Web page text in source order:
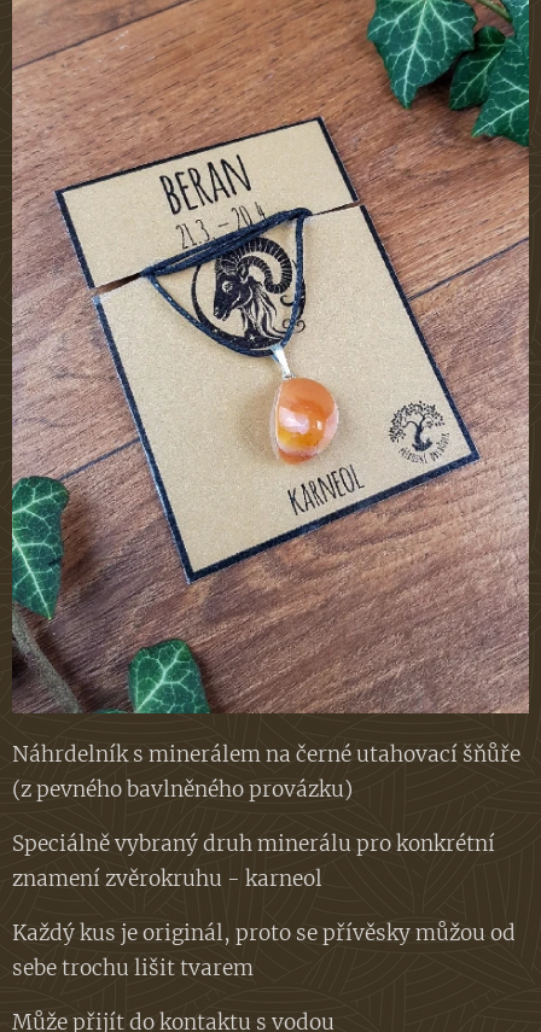
Náhrdelník s minerálem na černé utahovací šňůře
(z pevného bavlněného provázku)
Speciálně vybraný druh minerálu pro konkrétní
znamení zvěrokruhu - karneol
Každý kus je originál, proto se přívěsky můžou od
sebe trochu lišit tvarem
Může přijít do kontaktu s vodou